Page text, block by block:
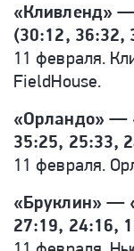
«Кливленд»
(30:12, 36:32,
11 февраля.
FieldHouse.
«Орландо» —
35:25, 25:33,
11 февраля.
«Бруклин» —
27:19, 24:16,